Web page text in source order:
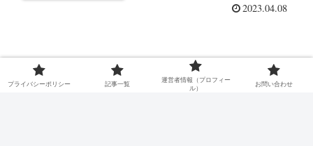
2023.04.08
スポンサーリンク
プライバシーポリシー 記事一覧
運営者情報（プロフィー
ル）
お問い合わせ